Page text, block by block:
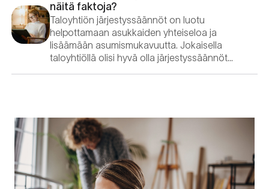
näitä faktoja?
Taloyhtiön järjestyssäännöt on luotu
helpottamaan asukkaiden yhteiseloa ja
lisäämään asumismukavuutta. Jokaisella
taloyhtiöllä olisi hyvä olla järjestyssäännöt…